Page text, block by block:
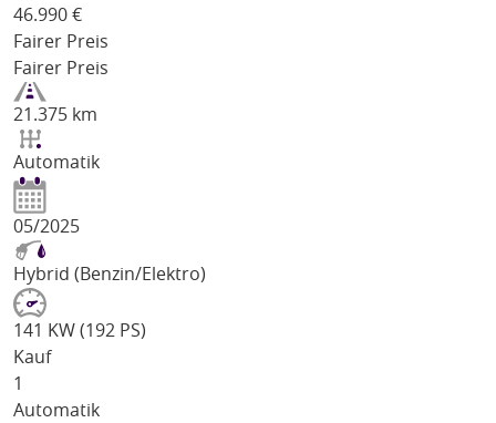
46.990 €
Fairer Preis
Fairer Preis
21.375 km
Automatik
05/2025
Hybrid (Benzin/Elektro)
141 KW (192 PS)
Kauf
1
Automatik